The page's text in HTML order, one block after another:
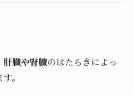
肝臓や腎臓のはたらきによっ
。